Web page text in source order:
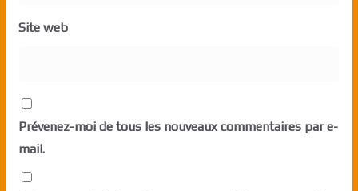
Site web
Prévenez-moi de tous les nouveaux commentaires par e-
mail.